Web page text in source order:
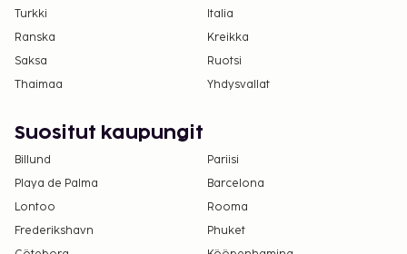
Kansallisten määräysten vuoksi käteismaksut
eivät voi ylittää 1000 EUR:n suuruista summaa
tässä majoituspaikassa. Saat lisätietoja asiasta
ottamalla yhteyttä majoituspaikkaan
Yksi korkeintaan 10 vuotta vanha lapsi voi
majoittua ilmaiseksi, kun hän käyttää
vanhemman tai huoltajan huoneessa olevia
sänkyjä.
Asiakkaat voivat järjestää lemmikkiensä
majoituksen ottamalla yhteyttä suoraan
Turkki
Italia
Ranska
Kreikka
Saksa
Ruotsi
Thaimaa
Yhdysvallat
Suositut kaupungit
Billund
Pariisi
Playa de Palma
Barcelona
Lontoo
Rooma
Frederikshavn
Phuket